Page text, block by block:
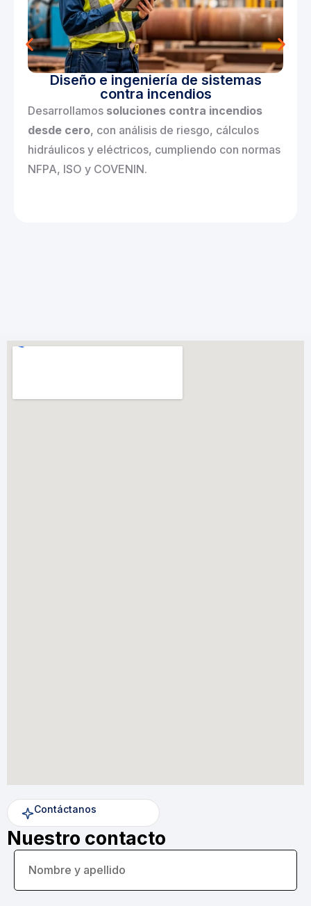
Diseño e ingeniería de sistemas
contra incendios
Desarrollamos soluciones contra incendios
desde cero, con análisis de riesgo, cálculos
hidráulicos y eléctricos, cumpliendo con normas
NFPA, ISO y COVENIN.
Contáctanos
Nuestro contacto